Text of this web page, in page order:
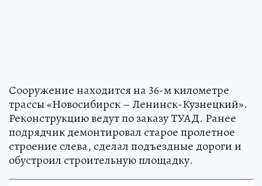
Сооружение находится на 36-м километре
трассы «Новосибирск – Ленинск-Кузнецкий».
Реконструкцию ведут по заказу ТУАД. Ранее
подрядчик демонтировал старое пролетное
строение слева, сделал подъездные дороги и
обустроил строительную площадку.